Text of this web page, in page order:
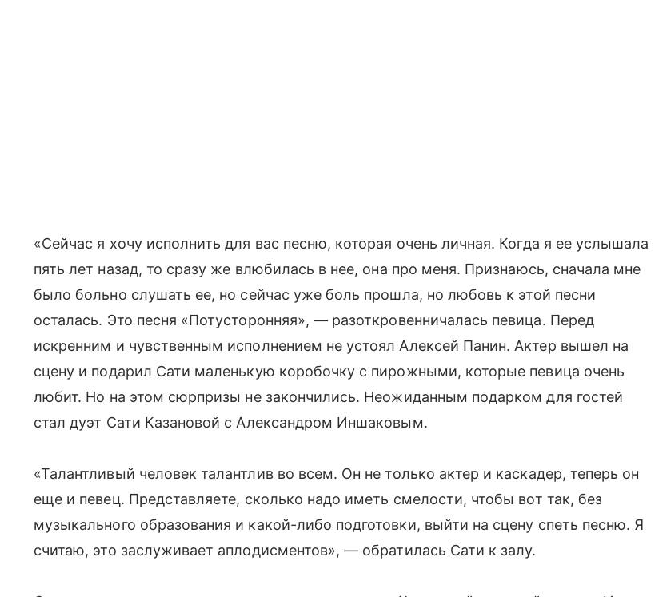
«Сейчас я хочу исполнить для вас песню, которая очень личная. Когда я ее услышала
пять лет назад, то сразу же влюбилась в нее, она про меня. Признаюсь, сначала мне
было больно слушать ее, но сейчас уже боль прошла, но любовь к этой песни
осталась. Это песня «Потусторонняя», — разоткровенничалась певица. Перед
искренним и чувственным исполнением не устоял Алексей Панин. Актер вышел на
сцену и подарил Сати маленькую коробочку с пирожными, которые певица очень
любит. Но на этом сюрпризы не закончились. Неожиданным подарком для гостей
стал дуэт Сати Казановой с Александром Иншаковым.
«Талантливый человек талантлив во всем. Он не только актер и каскадер, теперь он
еще и певец. Представляете, сколько надо иметь смелости, чтобы вот так, без
музыкального образования и какой-либо подготовки, выйти на сцену спеть песню. Я
считаю, это заслуживает аплодисментов», — обратилась Сати к залу.